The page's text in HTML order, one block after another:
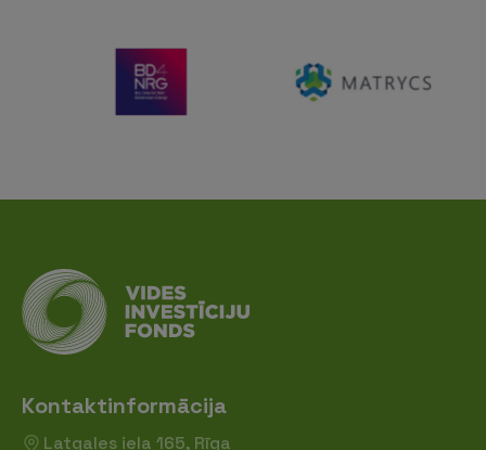
Kontaktinformācija
Latgales iela 165, Rīga